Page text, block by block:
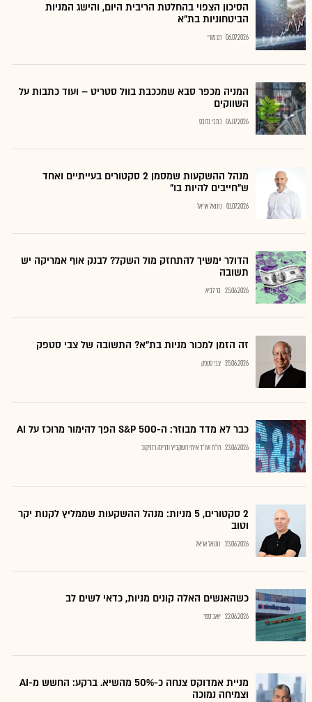
הסיכון הצפוי בהחלטת הריבית היום, והישג המניות
הביטחוניות בת"א
06.07.2026 רם מורי
המניה מכפר סבא שמככבת בוול סטריט – ועוד כתבות על
השווקים
04.07.2026 כתבי גלובס
מנהל ההשקעות שמסמן 2 סקטורים בעייתיים ואחד
ש"חייבים להיות בו"
01.07.2026 נתנאל אריאל
הדולר ימשיך להתחזק מול השקל? לבנק אוף אמריקה יש
תשובה
25.06.2026 בר לביא
זה הזמן למכור מניות בת"א? התשובה של צבי סטפק
25.06.2026 צבי סטפק
כבר לא מדד מבוזר: ה-S&P 500 הפך להימור מרוכז על AI
23.06.2026 רו"ח ועו"ד איתי רושקביץ ודרינה רזניקוב
2 סקטורים, 5 מניות: מנהל ההשקעות שממליץ לקנות יקר
וטוב
23.06.2026 נתנאל אריאל
כשהאנשים האלה קונים מניות, כדאי לשים לב
22.06.2026 יואב ספר
מניית אמדוקס צנחה כ-50% מהשיא. ברקע: החשש מ-AI
וצמיחה נמוכה